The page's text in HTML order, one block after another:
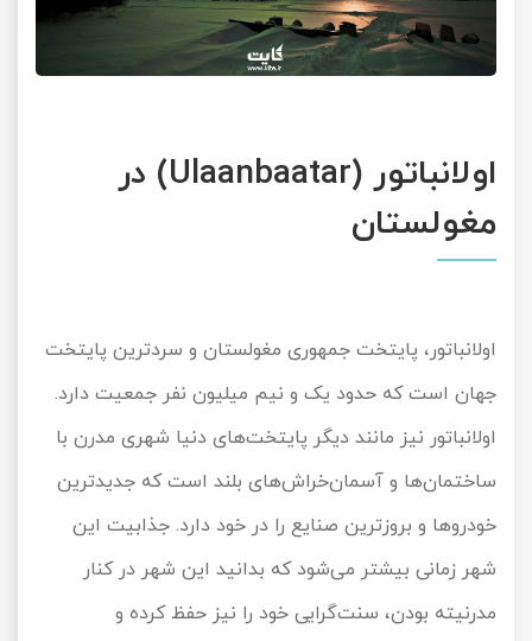
اولانباتور (Ulaanbaatar) در
مغولستان
اولانباتور، پایتخت جمهوری مغولستان و سردترین پایتخت
جهان است که حدود یک و نیم میلیون نفر جمعیت دارد.
اولانباتور نیز مانند دیگر پایتخت‌های دنیا شهری مدرن با
ساختمان‌ها و آسمان‌خراش‌های بلند است که جدیدترین
خودروها و بروزترین صنایع را در خود دارد. جذابیت این
شهر زمانی بیشتر می‌شود که بدانید این شهر در کنار
مدرنیته بودن، سنت‌گرایی خود را نیز حفظ کرده و